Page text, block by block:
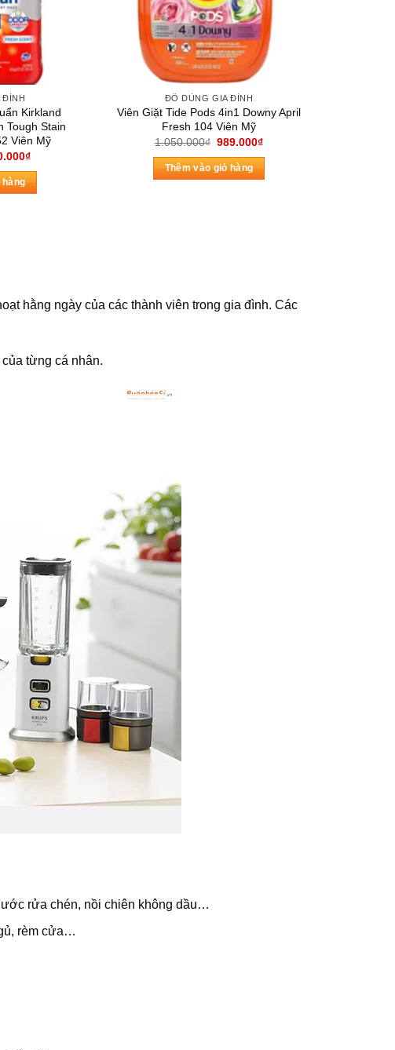
ĐÌNH
Kirkland
Tough Stain
Viên Mỹ
₫Giá
hàng
ĐỒ DÙNG GIA ĐÌNH
Viên Giặt Tide Pods 4in1 Downy April
Fresh 104 Viên Mỹ
1.050.000₫ Giá
là:
1.050.000₫.
989.000₫Giá
Thêm vào giỏ hàng
hằng ngày của các thành viên trong gia đình. Các
từng cá nhân.
rửa chén, nồi chiên không dầu…
rèm cửa…